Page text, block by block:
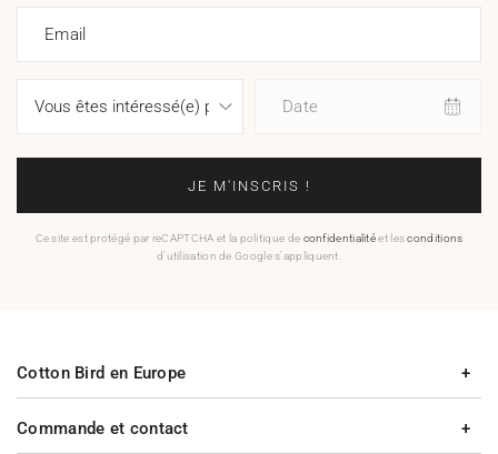
Email
Date
JE M'INSCRIS !
Ce site est protégé par reCAPTCHA et la politique de confidentialitéet lesconditions
d'utilisation de Google s'appliquent.
Commande et contact
Cotton Bird en Europe